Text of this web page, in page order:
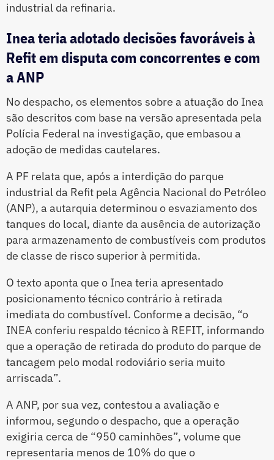
industrial da refinaria.
Inea teria adotado decisões favoráveis à
Refit em disputa com concorrentes e com
a ANP
No despacho, os elementos sobre a atuação do Inea
são descritos com base na versão apresentada pela
Polícia Federal na investigação, que embasou a
adoção de medidas cautelares.
A PF relata que, após a interdição do parque
industrial da Refit pela Agência Nacional do Petróleo
(ANP), a autarquia determinou o esvaziamento dos
tanques do local, diante da ausência de autorização
para armazenamento de combustíveis com produtos
de classe de risco superior à permitida.
O texto aponta que o Inea teria apresentado
posicionamento técnico contrário à retirada
imediata do combustível. Conforme a decisão, “o
INEA conferiu respaldo técnico à REFIT, informando
que a operação de retirada do produto do parque de
tancagem pelo modal rodoviário seria muito
arriscada”.
A ANP, por sua vez, contestou a avaliação e
informou, segundo o despacho, que a operação
exigiria cerca de “950 caminhões”, volume que
representaria menos de 10% do que o